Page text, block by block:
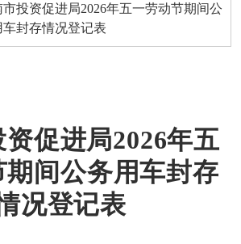
市投资促进局2026年五一劳动节期间公
车封存情况登记表
促进局2026年五
期间公务用车封存
况登记表